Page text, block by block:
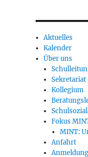
Aktuelles
Kalender
Über uns
Kollegium
Fokus
MINT:
Anfahrt